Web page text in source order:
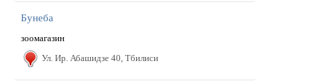
Бунеба
зоомагазин
Ул. Ир. Абашидзе 40, Тбилиси